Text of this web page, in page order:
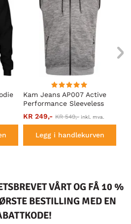
Kam Jeans AP007 Active
Performance Sleeveless
Hoody Grey
KR 249,- KR 549,- inkl. mva.
Legg i handlekurven
VÅRT OG FÅ 10 %
BESTILLING MED EN